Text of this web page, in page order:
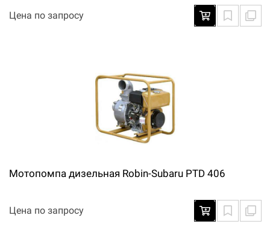
Цена по запросу
Мотопомпа дизельная Robin-Subaru PTD 406
Цена по запросу